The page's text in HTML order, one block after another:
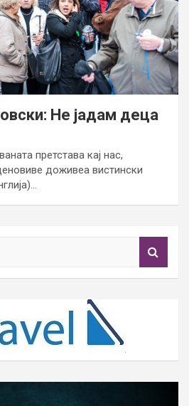
Не јадам деца
претстава кај нас,
доживеа вистински